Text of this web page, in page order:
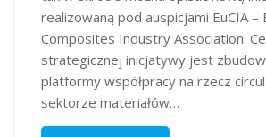
realizowaną pod auspicjami EuCIA –
Composites Industry Association.
strategicznej inicjatywy jest
platformy współpracy na rzecz
sektorze materiałów…